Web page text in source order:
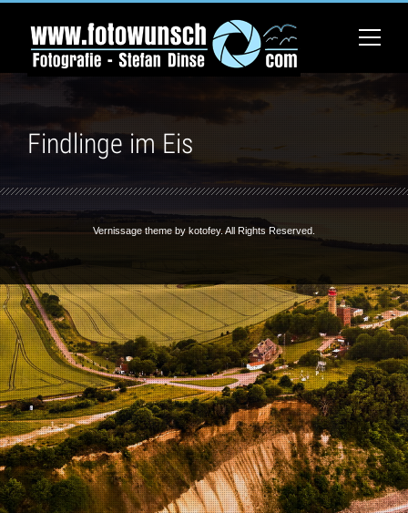
Findlinge im Eis
Vernissage theme by kotofey. All Rights Reserved.